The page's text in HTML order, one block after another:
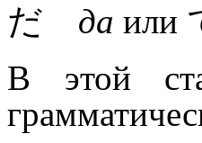
だ да или
В этой